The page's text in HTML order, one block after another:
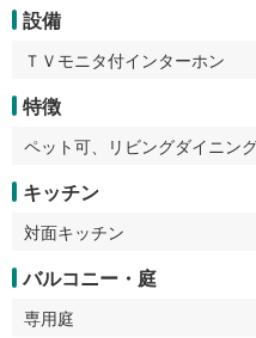
設備
ＴＶモニタ付インターホン
特徴
ペット可、リビングダイニン
キッチン
対面キッチン
バルコニー・庭
専用庭